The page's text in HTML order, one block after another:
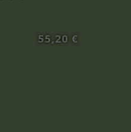
55,20€